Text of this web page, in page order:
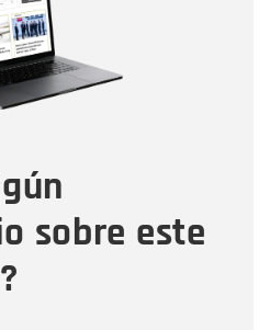
sobre este